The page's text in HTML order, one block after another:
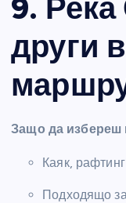
9.
други
Защо да избереш
Каяк,
Подходящо